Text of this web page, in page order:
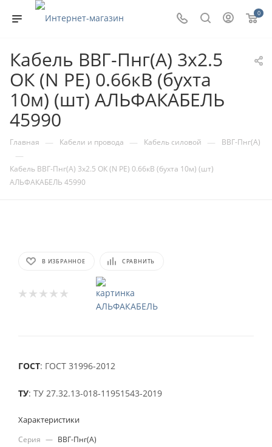
0
Кабель ВВГ-Пнг(А) 3х2.5
ОК (N PE) 0.66кВ (бухта
10м) (шт) АЛЬФАКАБЕЛЬ
45990
Главная — Кабели и провода — Кабель силовой — ВВГ-Пнг(А)
—
Кабель ВВГ-Пнг(А) 3х2.5 ОК (N PE) 0.66кВ (бухта 10м) (шт)
АЛЬФАКАБЕЛЬ 45990
В ИЗБРАННОЕ СРАВНИТЬ
ГОСТ: ГОСТ 31996-2012
ТУ: ТУ 27.32.13-018-11951543-2019
Характеристики
Серия — ВВГ-Пнг(А)